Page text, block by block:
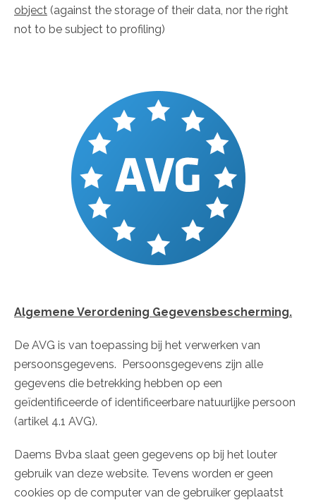
object (against the storage of their data, nor the right
not to be subject to profiling)
Algemene Verordening Gegevensbescherming.
De AVG is van toepassing bij het verwerken van
persoonsgegevens. Persoonsgegevens zijn alle
gegevens die betrekking hebben op een
geïdentificeerde of identificeerbare natuurlijke persoon
(artikel 4.1 AVG).
Daems Bvba slaat geen gegevens op bij het louter
gebruik van deze website. Tevens worden er geen
cookies op de computer van de gebruiker geplaatst